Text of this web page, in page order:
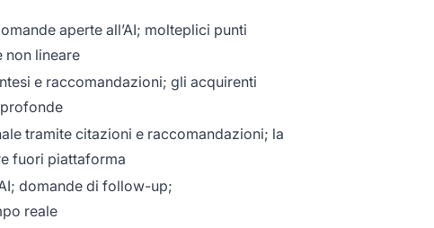
aperte all’AI; molteplici punti
non lineare
e raccomandazioni; gli acquirenti
tramite citazioni e raccomandazioni; la
fuori piattaforma
domande di follow-up;
reale